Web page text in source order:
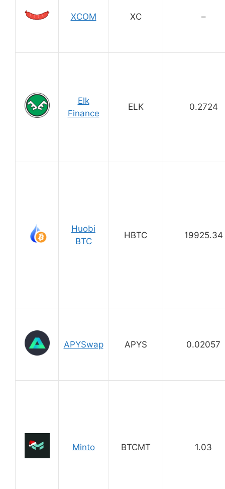
XCOM XC –
Elk
Finance
ELK 0.2724
Huobi
BTC
HBTC 19925.34
APYSwap APYS 0.02057
Minto BTCMT 1.03